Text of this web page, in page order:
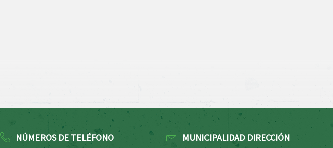
NÚMEROS DE TELÉFONO MUNICIPALIDAD DIRECCIÓN